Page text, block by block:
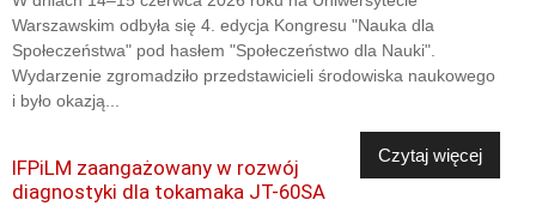
Warszawskim odbyła się 4. edycja Kongresu "Nauka dla
Społeczeństwa" pod hasłem "Społeczeństwo dla Nauki".
Wydarzenie zgromadziło przedstawicieli środowiska naukowego
i było okazją...
Czytaj więcej
IFPiLM zaangażowany w rozwój
diagnostyki dla tokamaka JT-60SA